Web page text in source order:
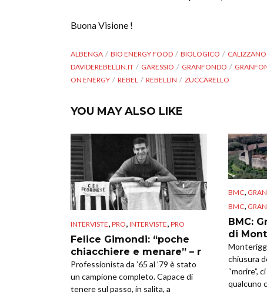
Buona Visione !
ALBENGA BIO ENERGY FOOD BIOLOGICO CALIZZANO
DAVIDEREBELLIN.IT
GARESSIO GRANFONDO
ON ENERGY
REBEL REBELLIN ZUCCARELLO
YOU MAY ALSO LIKE
INTERVISTE, PRO, INTERVISTE, PRO
Felice Gimondi: “poche
chiacchiere e menare” – r
Professionista da ’65 al ’79 è stato
un campione completo. Capace di
tenere sul passo, in salita, a
BMC,
BMC,
BMC:
di
chiusura
“morire”,
qualcuno